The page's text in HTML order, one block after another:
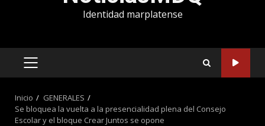
Identidad marplatense
MENÚ
Inicio
GENERALES
Se bloquea la vuelta a la presencialidad plena del Consejo
Escolar y el bloque Crear Juntos se opone